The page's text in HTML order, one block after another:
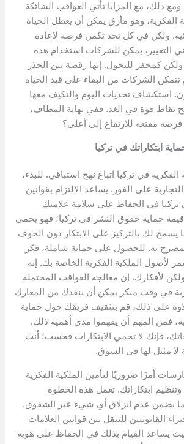
ومع ذلك، مع المزايا تأتي العواقب الشائكة
الفكرية، وهو مأزق يمكن أن يعطل الحياة
ولكن في كل تحد تكمن فرصة لإعادة
التغيير، يمكن للشركات استخدام هذه
كمحفز للتحول. إنها رقصة بين الحذر
تتمكن الشركات من البقاء على قيد الحياة
استكشاف تحديات اليوم والتكيف معها
نقاط قوة في الغد. ففي نهاية المطاف،
مقنعة للارتفاع إلى أعلى؟
ابتكاراتك في تركيا
في تركيا اتباع نهج استباقي. للبدء،
على الفور. يساعد الالتزام بقوانين
تركيا في الحفاظ على سلامة علامتك
قيمة حماية حقوق النشر في تركيا؛ فهو يحمي
يسمح لك بالتركيز على الابتكار دون الخوف
به. للحصول على حماية شاملة، فكر
لأصول الملكية الفكرية الخاصة بك. إنه
لأفكارك. إن معالجة العواقب المحتملة
في وقت مبكر يمكن أن ينقذك من المعارك
على ذلك، قم بتثقيف فريقك حول حماية
فمن المهم أن يفهموا مدى أهمية ذلك.
فإنك لا تحمي الابتكارات فحسب؛ أنت
لا مثيل لها في السوق.
أمرًا ضروريًا لتأمين الملكية الفكرية
وتنظيم ابتكاراتك. تعمل هذه الخطوة
يضمن عدم انزلاق أي شيء عبر الشقوق.
القانونيين للتنقل بين قوانين العلامات
يساعد القيام بذلك في الحفاظ على هوية